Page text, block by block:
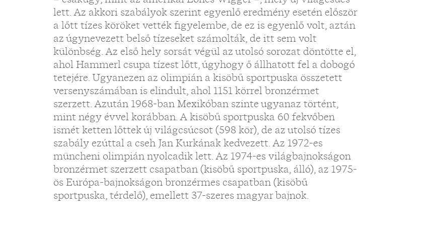
lett. Az akkori szabályok szerint egyenlő eredmény esetén először
a lőtt tízes köröket vették figyelembe, de ez is egyenlő volt, aztán
az úgynevezett belső tízeseket számolták, de itt sem volt
különbség. Az első hely sorsát végül az utolsó sorozat döntötte el,
ahol Hammerl csupa tízest lőtt, úgyhogy ő állhatott fel a dobogó
tetejére. Ugyanezen az olimpián a kisöbű sportpuska összetett
versenyszámában is elindult, ahol 1151 körrel bronzérmet
szerzett. Azután 1968-ban Mexikóban szinte ugyanaz történt,
mint négy évvel korábban. A kisöbű sportpuska 60 fekvőben
ismét ketten lőttek új világcsúcsot (598 kör), de az utolsó tízes
szabály ezúttal a cseh Jan Kurkának kedvezett. Az 1972-es
müncheni olimpián nyolcadik lett. Az 1974-es világbajnokságon
bronzérmet szerzett csapatban (kisöbű sportpuska, álló), az 1975-
ös Európa-bajnokságon bronzérmes csapatban (kisöbű
sportpuska, térdelő), emellett 37-szeres magyar bajnok.